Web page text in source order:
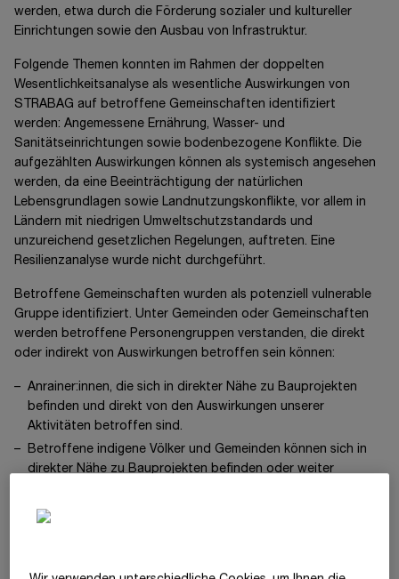
werden, etwa durch die Förderung sozialer und kultureller
Einrichtungen sowie den Ausbau von Infrastruktur.
Folgende Themen konnten im Rahmen der doppelten
Wesentlichkeitsanalyse als wesentliche Auswirkungen von
STRABAG auf betroffene Gemeinschaften identifiziert
werden: Angemessene Ernährung, Wasser- und
Sanitätseinrichtungen sowie bodenbezogene Konflikte. Die
aufgezählten Auswirkungen können als systemisch angesehen
werden, da eine Beeinträchtigung der natürlichen
Lebensgrundlagen sowie Landnutzungskonflikte, vor allem in
Ländern mit niedrigen Umweltschutzstandards und
unzureichend gesetzlichen Regelungen, auftreten. Eine
Resilienzanalyse wurde nicht durchgeführt.
Betroffene Gemeinschaften wurden als potenziell vulnerable
Gruppe identifiziert. Unter Gemeinden oder Gemeinschaften
werden betroffene Personengruppen verstanden, die direkt
oder indirekt von Auswirkungen betroffen sein können:
Anrainer:innen, die sich in direkter Nähe zu Bauprojekten
befinden und direkt von den Auswirkungen unserer
Aktivitäten betroffen sind.
Betroffene indigene Völker und Gemeinden können sich in
direkter Nähe zu Bauprojekten befinden oder weiter
Weitere Gruppen von betroffenen Gemeinschaften wurden